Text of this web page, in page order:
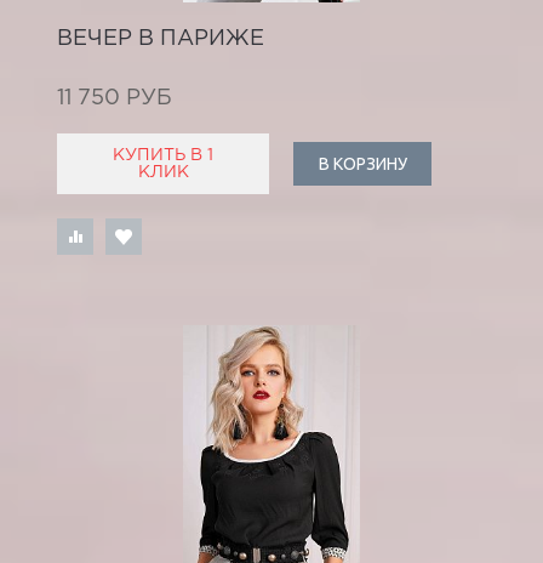
ВЕЧЕР В ПАРИЖЕ
11 750 РУБ
КУПИТЬ В 1
КЛИК
В КОРЗИНУ